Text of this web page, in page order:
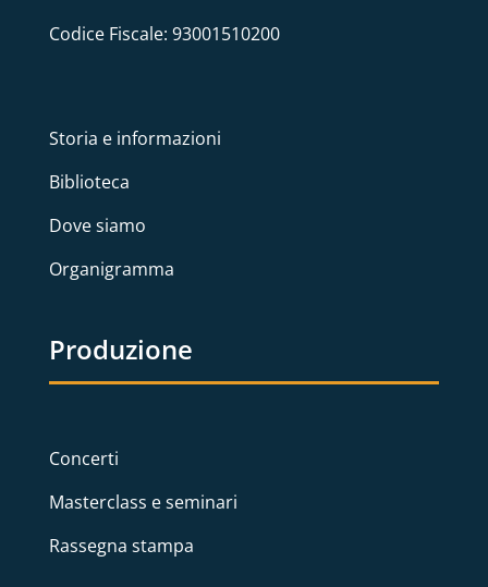
Codice Fiscale: 93001510200
Storia e informazioni
Biblioteca
Dove siamo
Organigramma
Produzione
Concerti
Masterclass e seminari
Rassegna stampa